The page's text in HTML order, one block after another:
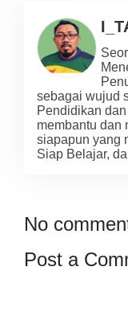
sebagai wujud
Pendidikan
membantu dan
siapapun yang
Siap Belajar,
No
Post a